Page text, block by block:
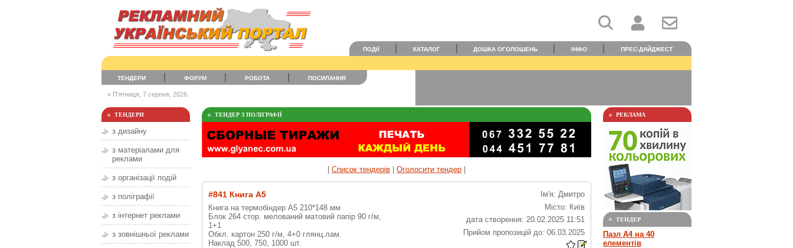
ПОДІЇ КАТАЛОГ ДОШКА ОГОЛОШЕНЬ ІНФО ПРЕС-ДАЙДЖЕСТ
ТЕНДЕРИ ФОРУМ РОБОТА ПОСИЛАННЯ
» П'ятниця, 7 серпня, 2026.
ТЕНДЕРИ
з дизайну
з матеріалами для
реклами
з організації подій
з поліграфії
з інтернет реклами
з зовнішньої реклами
ТЕНДЕР З ПОЛІГРАФІЇ
Список тендерів Оголосити тендер
#841 Книга А5
Книга на термобіндер А5 210*148 мм
Блок 264 стор. мелований матовий папір 90 г/м,
1+1
Обкл. картон 250 г/м, 4+0 глянц.лам.
Наклад 500, 750, 1000 шт.
Ім'я: Дмитро
Місто: Київ
дата створення: 20.02.2025 11:51
Прийом пропозицій до: 06.03.2025
РЕКЛАМА
ТЕНДЕР
Пазл А4 на 40
елементів